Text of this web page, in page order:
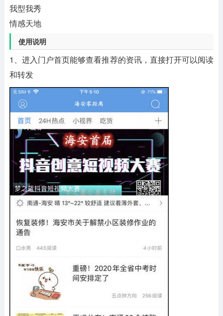
我型我秀
情感天地
使用说明
1、进入门户首页能够查看推荐的资讯，直接打开可以阅读
和转发